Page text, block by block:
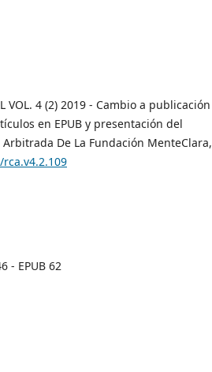
VOL. 4 (2) 2019 - Cambio a publicación
en EPUB y presentación del
De La Fundación MenteClara,
- EPUB 62